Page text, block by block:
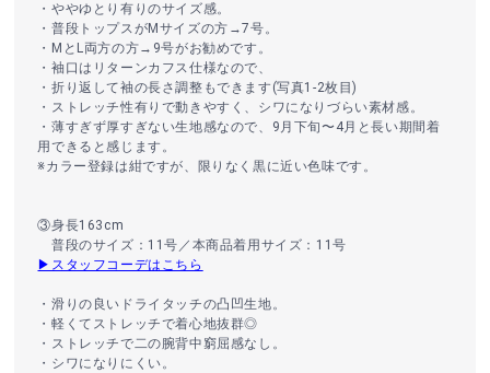
・ややゆとり有りのサイズ感。
・普段トップスがMサイズの方→7号。
・MとL両方の方→9号がお勧めです。
・袖口はリターンカフス仕様なので、
・折り返して袖の長さ調整もできます(写真1-2枚目)
・ストレッチ性有りで動きやすく、シワになりづらい素材感。
・薄すぎず厚すぎない生地感なので、9月下旬〜4月と長い期間着
用できると感じます。
※カラー登録は紺ですが、限りなく黒に近い色味です。
③身長163cm
普段のサイズ：11号／本商品着用サイズ：11号
▶スタッフコーデはこちら
・滑りの良いドライタッチの凸凹生地。
・軽くてストレッチで着心地抜群◎
・ストレッチで二の腕背中窮屈感なし。
・シワになりにくい。